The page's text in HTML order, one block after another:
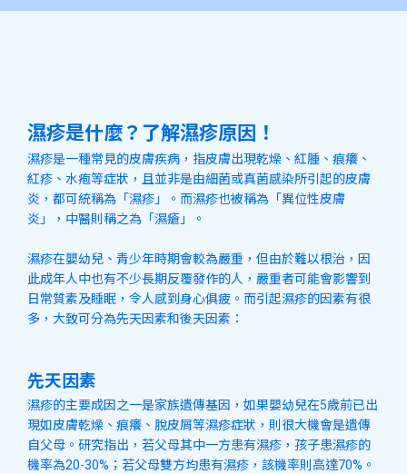
濕疹是什麼？了解濕疹原因！
濕疹是一種常見的皮膚疾病，指皮膚出現乾燥、紅腫、痕癢、
紅疹、水疱等症狀，且並非是由細菌或真菌感染所引起的皮膚
炎，都可統稱為「濕疹」。而濕疹也被稱為「異位性皮膚
炎」，中醫則稱之為「濕瘡」。
濕疹在嬰幼兒、青少年時期會較為嚴重，但由於難以根治，因
此成年人中也有不少長期反覆發作的人，嚴重者可能會影響到
日常質素及睡眠，令人感到身心俱疲。而引起濕疹的因素有很
多，大致可分為先天因素和後天因素：
先天因素
濕疹的主要成因之一是家族遺傳基因，如果嬰幼兒在5歲前已出
現如皮膚乾燥、痕癢、脫皮屑等濕疹症狀，則很大機會是遺傳
自父母。研究指出，若父母其中一方患有濕疹，孩子患濕疹的
機率為20-30%；若父母雙方均患有濕疹，該機率則高達70%。